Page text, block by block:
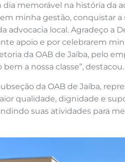
dia memorável na história da
em minha gestão, conquistar
advocacia local. Agradeço a
apoio e por celebrarem
da OAB de Jaíba, pelo
a nossa classe”, destacou.
da OAB de Jaíba,
qualidade, dignidade e
suas atividades para